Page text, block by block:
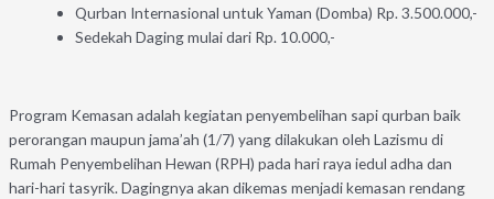
Qurban Internasional untuk Yaman (Domba) Rp. 3.500.000,-
Sedekah Daging mulai dari Rp. 10.000,-
Program Kemasan adalah kegiatan penyembelihan sapi qurban baik
perorangan maupun jama’ah (1/7) yang dilakukan oleh Lazismu di
Rumah Penyembelihan Hewan (RPH) pada hari raya iedul adha dan
hari-hari tasyrik. Dagingnya akan dikemas menjadi kemasan rendang